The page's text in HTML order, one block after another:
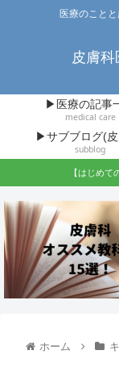
医療のこと
皮膚
▶医療の記事
medical care
▶サブブログ(
subblog
【はじめ
ホーム